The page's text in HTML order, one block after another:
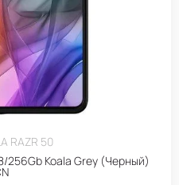
RAZR 50
Koala Grey (Черный)